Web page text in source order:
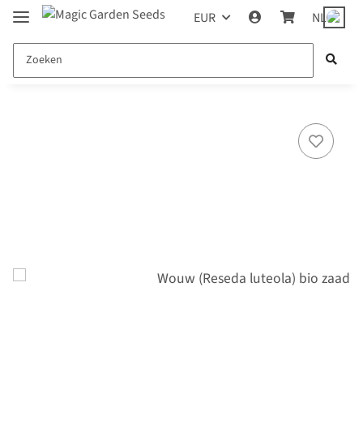
EUR NL